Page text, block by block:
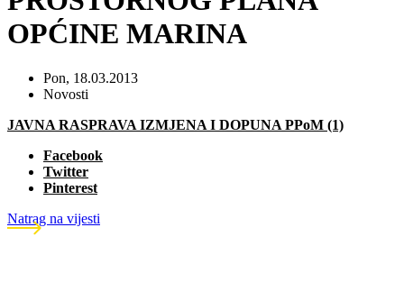
OPĆINE MARINA
Pon, 18.03.2013
Novosti
JAVNA RASPRAVA IZMJENA I DOPUNA PPoM (1)
Facebook
Twitter
Pinterest
Natrag na vijesti